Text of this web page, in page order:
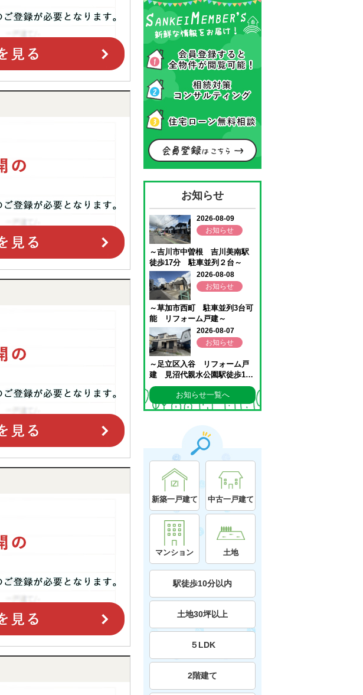
お知らせ
お知らせ一覧へ
新築一戸建て 中古一戸建て
マンション 土地
駅徒歩10分以内
土地30坪以上
５LDK
2階建て